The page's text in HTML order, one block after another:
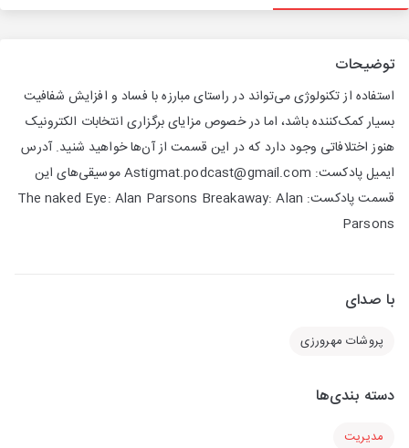
توضیحات
استفاده از تکنولوژی می‌تواند در راستای مبارزه با فساد و افزایش شفافیت
بسیار کمک‌کننده باشد، اما در خصوص مزایای برگزاری انتخابات الکترونیک
هنوز اختلافاتی وجود دارد که در این قسمت از آن‌ها خواهید شنید. آدرس
ایمیل پادکست: Astigmat.podcast@gmail.com موسیقی‌های این
قسمت پادکست: The naked Eye: Alan Parsons Breakaway: Alan
Parsons
با صدای
پروشات مهرورزی
دسته بندی‌ها
مدیریت